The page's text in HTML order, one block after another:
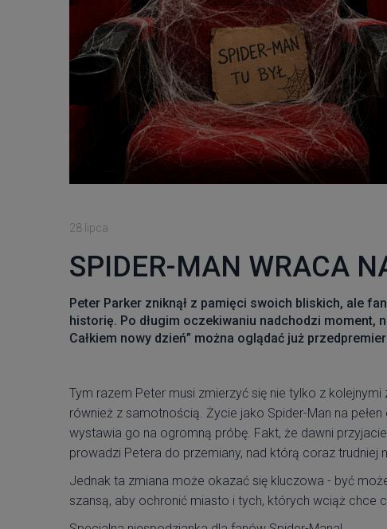
28 lipca
SPIDER-MAN WRACA
Peter Parker zniknął z pamięci swoich bliskich, ale
historię. Po długim oczekiwaniu nadchodzi moment,
Całkiem nowy dzień” można oglądać już
Tym razem Peter musi zmierzyć się nie tylko z
również z samotnością. Życie jako Spider-Man na
wystawia go na ogromną próbę. Fakt, że dawni
prowadzi Petera do przemiany, nad którą coraz trudniej
Jednak ta zmiana może okazać się kluczowa - być
szansą, aby ochronić miasto i tych, których wciąż chce